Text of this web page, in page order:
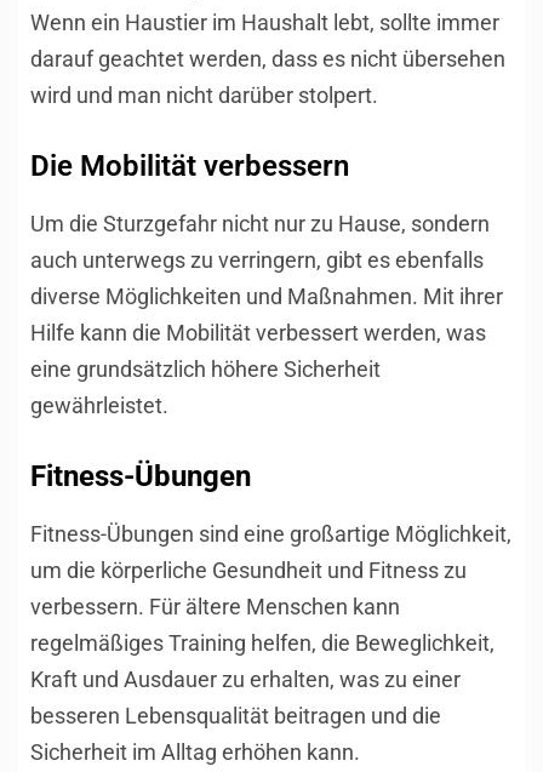
Wenn ein Haustier im Haushalt lebt, sollte immer
darauf geachtet werden, dass es nicht übersehen
wird und man nicht darüber stolpert.
Die Mobilität verbessern
Um die Sturzgefahr nicht nur zu Hause, sondern
auch unterwegs zu verringern, gibt es ebenfalls
diverse Möglichkeiten und Maßnahmen. Mit ihrer
Hilfe kann die Mobilität verbessert werden, was
eine grundsätzlich höhere Sicherheit
gewährleistet.
Fitness-Übungen
Fitness-Übungen sind eine großartige Möglichkeit,
um die körperliche Gesundheit und Fitness zu
verbessern. Für ältere Menschen kann
regelmäßiges Training helfen, die Beweglichkeit,
Kraft und Ausdauer zu erhalten, was zu einer
besseren Lebensqualität beitragen und die
Sicherheit im Alltag erhöhen kann.